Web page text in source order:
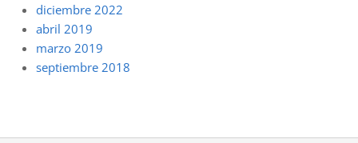
diciembre 2022
abril 2019
marzo 2019
septiembre 2018